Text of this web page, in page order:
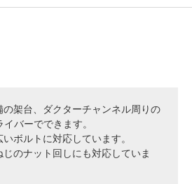
架台、ダクターチャンネル周りの
バーでできます。
ボルトに対応しています。
のナット回しにも対応していま